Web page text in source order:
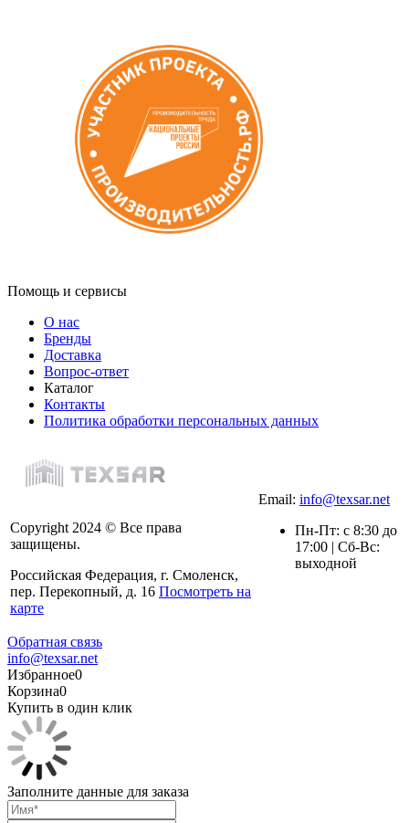
Помощь и сервисы
О нас
Бренды
Доставка
Вопрос-ответ
Каталог
Контакты
Политика обработки персональных данных
Copyright 2024 © Все права
защищены.
Российская Федерация, г. Смоленск,
пер. Перекопный, д. 16 Посмотреть на
карте
Email: info@texsar.net
Пн-Пт: с 8:30 до
17:00 | Сб-Вс:
выходной
Обратная связь
info@texsar.net
Избранное0
Корзина0
Купить в один клик
Заполните данные для заказа